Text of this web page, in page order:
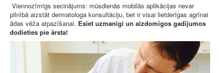
Viennozīmīgs secinājums: mūsdienās mobilās aplikācijas nevar
pilnībā aizstāt dermatologa konsultāciju, bet ir visai lietderīgas agrīnai
ādas vēža atpazīšanai. Esiet uzmanīgi un aizdomīgos gadījumos
dodieties pie ārsta!